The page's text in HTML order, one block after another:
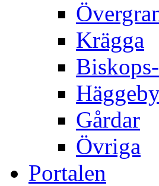
Krägga
Gårdar
Övriga
Portalen